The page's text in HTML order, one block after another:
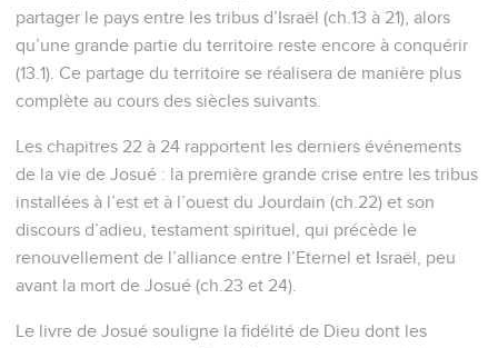
partager le pays entre les tribus d’Israël (ch.13 à 21), alors
qu’une grande partie du territoire reste encore à conquérir
(13.1). Ce partage du territoire se réalisera de manière plus
complète au cours des siècles suivants.
Les chapitres 22 à 24 rapportent les derniers événements
de la vie de Josué : la première grande crise entre les tribus
installées à l’est et à l’ouest du Jourdain (ch.22) et son
discours d’adieu, testament spirituel, qui précède le
renouvellement de l’alliance entre l’Eternel et Israël, peu
avant la mort de Josué (ch.23 et 24).
Le livre de Josué souligne la fidélité de Dieu dont les